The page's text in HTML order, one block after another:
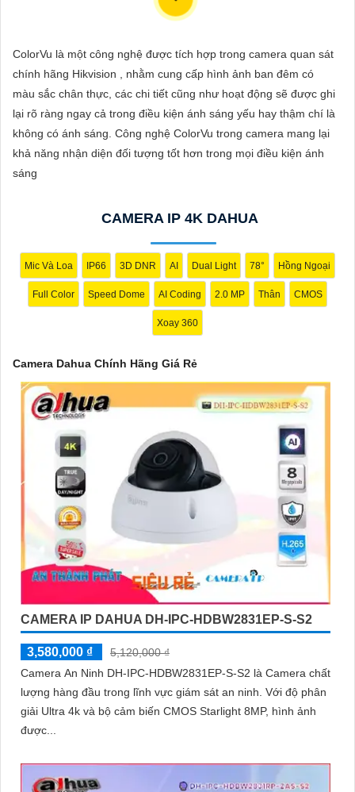
VỤ
trong lĩnh vực camera an ninh. Để giới thiệu Camera Dahua
chính hãng giá rẻ và hình ảnh sắc nét, bạn có thể sử dụng câu
ColorVu là một công nghệ được tích hợp trong camera quan sát
chính hãng Hikvision , nhằm cung cấp hình ảnh ban đêm có
màu sắc chân thực, các chi tiết cũng như hoạt động sẽ được ghi
lại rõ ràng ngay cả trong điều kiện ánh sáng yếu hay thậm chí là
không có ánh sáng. Công nghệ ColorVu trong camera mang lại
khả năng nhận diện đối tượng tốt hơn trong mọi điều kiện ánh
sáng
CAMERA IP 4K DAHUA
Mic Và Loa IP66 3D DNR AI Dual Light 78° Hồng Ngoại
Full Color Speed Dome AI Coding 2.0 MP Thân CMOS
Xoay 360
Camera Dahua Chính Hãng Giá Rẻ
CAMERA IP DAHUA DH-IPC-HDBW2831EP-S-S2
3,580,000 ₫
5,120,000 ₫
Camera An Ninh DH-IPC-HDBW2831EP-S-S2 là Camera chất
lượng hàng đầu trong lĩnh vực giám sát an ninh. Với độ phân
giải Ultra 4k và bộ cảm biến CMOS Starlight 8MP, hình ảnh
được...